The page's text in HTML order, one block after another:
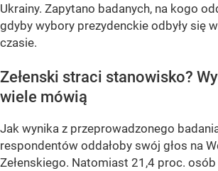
Ukrainy. Zapytano badanych, na kogo
gdyby wybory prezydenckie odbyły się
czasie.
Zełenski straci stanowisko?
wiele mówią
Jak wynika z przeprowadzonego
respondentów oddałoby swój głos na
Zełenskiego. Natomiast 21,4 proc. osób